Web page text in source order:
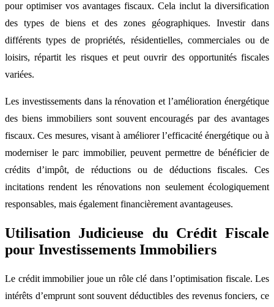
pour optimiser vos avantages fiscaux. Cela inclut la diversification
des types de biens et des zones géographiques. Investir dans
différents types de propriétés, résidentielles, commerciales ou de
loisirs, répartit les risques et peut ouvrir des opportunités fiscales
variées.
Les investissements dans la rénovation et l’amélioration énergétique
des biens immobiliers sont souvent encouragés par des avantages
fiscaux. Ces mesures, visant à améliorer l’efficacité énergétique ou à
moderniser le parc immobilier, peuvent permettre de bénéficier de
crédits d’impôt, de réductions ou de déductions fiscales. Ces
incitations rendent les rénovations non seulement écologiquement
responsables, mais également financièrement avantageuses.
Utilisation Judicieuse du Crédit Fiscale
pour Investissements Immobiliers
Le crédit immobilier joue un rôle clé dans l’optimisation fiscale. Les
intérêts d’emprunt sont souvent déductibles des revenus fonciers, ce